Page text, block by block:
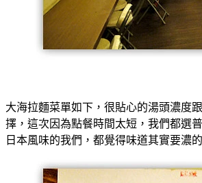
大海拉麵菜單如下，很貼心的湯頭濃度
擇，這次因為點餐時間太短，我們都選
日本風味的我們，都覺得味道其實要濃